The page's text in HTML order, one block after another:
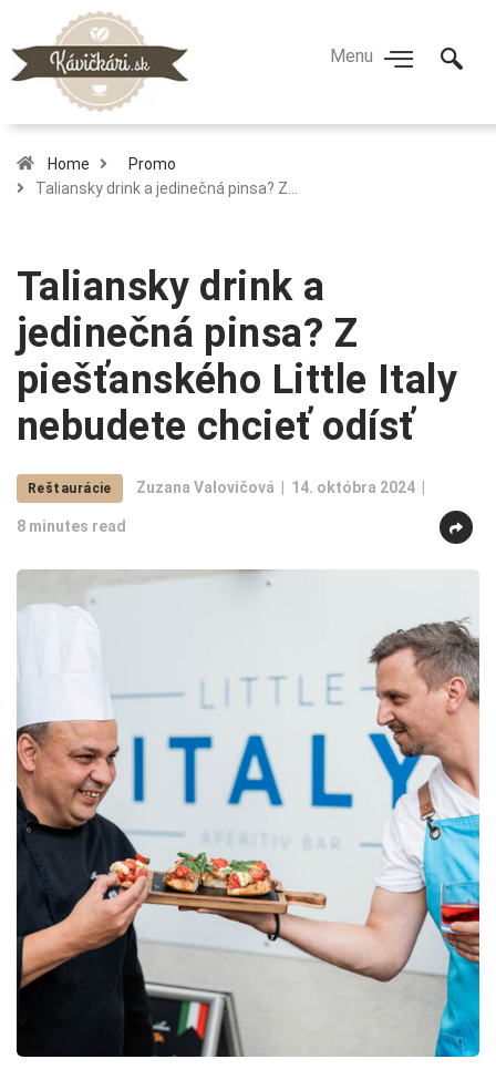
Home
Promo
Taliansky drink a jedinečná pinsa? Z…
Taliansky drink a
jedinečná pinsa? Z
piešťanského Little Italy
nebudete chcieť odísť
Reštaurácie Zuzana Valovičová 14. októbra 2024
8 minutes read